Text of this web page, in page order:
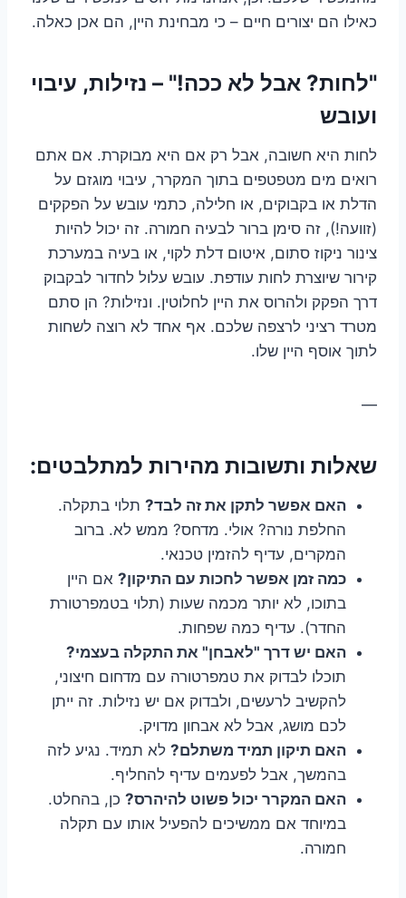
כאילו הם יצורים חיים – כי מבחינת היין, הם אכן כאלה.
"לחות? אבל לא ככה!" – נזילות, עיבוי
ועובש
לחות היא חשובה, אבל רק אם היא מבוקרת. אם אתם
רואים מים מטפטפים בתוך המקרר, עיבוי מוגזם על
הדלת או בקבוקים, או חלילה, כתמי עובש על הפקקים
(זוועה!), זה סימן ברור לבעיה חמורה. זה יכול להיות
צינור ניקוז סתום, איטום דלת לקוי, או בעיה במערכת
קירור שיוצרת לחות עודפת. עובש עלול לחדור לבקבוק
דרך הפקק ולהרוס את היין לחלוטין. ונזילות? הן סתם
מטרד רציני לרצפה שלכם. אף אחד לא רוצה לשחות
לתוך אוסף היין שלו.
—
שאלות ותשובות מהירות למתלבטים:
האם אפשר לתקן את זה לבד? תלוי בתקלה.
החלפת נורה? אולי. מדחס? ממש לא. ברוב
המקרים, עדיף להזמין טכנאי.
כמה זמן אפשר לחכות עם התיקון? אם היין
בתוכו, לא יותר מכמה שעות (תלוי בטמפרטורת
החדר). עדיף כמה שפחות.
האם יש דרך "לאבחן" את התקלה בעצמי?
תוכלו לבדוק את טמפרטורה עם מדחום חיצוני,
להקשיב לרעשים, ולבדוק אם יש נזילות. זה ייתן
לכם מושג, אבל לא אבחון מדויק.
האם תיקון תמיד משתלם? לא תמיד. נגיע לזה
בהמשך, אבל לפעמים עדיף להחליף.
האם המקרר יכול פשוט להיהרס? כן, בהחלט.
במיוחד אם ממשיכים להפעיל אותו עם תקלה
חמורה.